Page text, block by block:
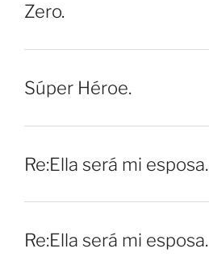
Zero.
Súper Héroe.
Re:Ella será mi esposa.
Re:Ella será mi esposa.